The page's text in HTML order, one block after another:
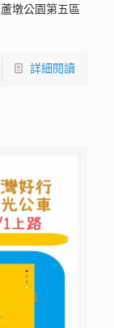
墩公園第五區
詳細閱讀